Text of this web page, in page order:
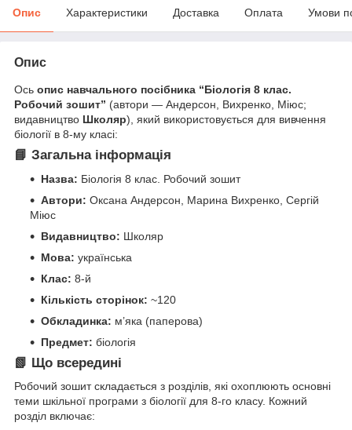
Опис Характеристики Доставка Оплата Умови
Опис
Ось опис навчального посібника “Біологія 8 клас.
Робочий зошит” (автори — Андерсон, Вихренко, Міюс;
видавництво Школяр), який використовується для вивчення
біології в 8-му класі:
📘 Загальна інформація
Назва: Біологія 8 клас. Робочий зошит
Автори: Оксана Андерсон, Марина Вихренко, Сергій
Міюс
Видавництво: Школяр
Мова: українська
Клас: 8-й
Кількість сторінок: ~120
Обкладинка: м’яка (паперова)
Предмет: біологія
📗 Що всередині
Робочий зошит складається з розділів, які охоплюють основні
теми шкільної програми з біології для 8-го класу. Кожний
розділ включає: